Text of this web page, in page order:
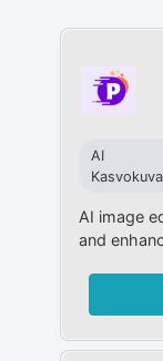
AI
AI image
and